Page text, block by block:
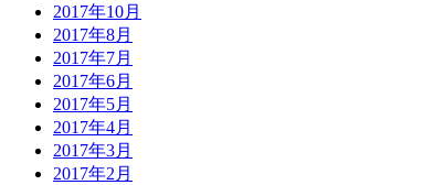
2017年10月
2017年8月
2017年7月
2017年6月
2017年5月
2017年4月
2017年3月
2017年2月